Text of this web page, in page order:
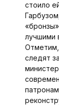
стоило
лучшими
Отметим,
следят